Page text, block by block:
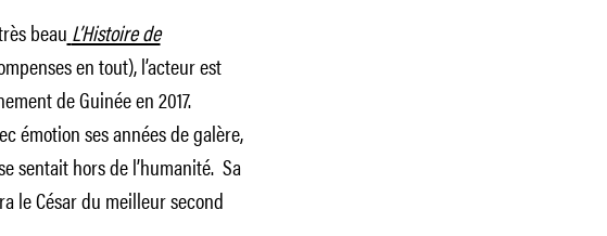
beau L’Histoire de
en tout), l’acteur est
de Guinée en 2017.
émotion ses années de galère,
sentait hors de l’humanité. Sa
le César du meilleur second